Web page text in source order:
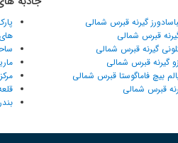
گیرنه قبرس شمالی
قبرس شمالی
گیرنه قبرس شمالی
گیرنه قبرس شمالی
بیچ فاماگوستا قبرس شمالی
قبرس شمالی